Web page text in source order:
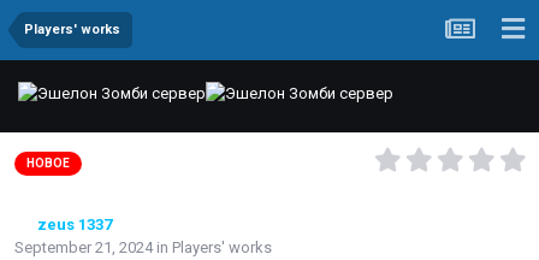
Players' works
НОВОЕ
zeus 1337
September 21, 2024in Players' works